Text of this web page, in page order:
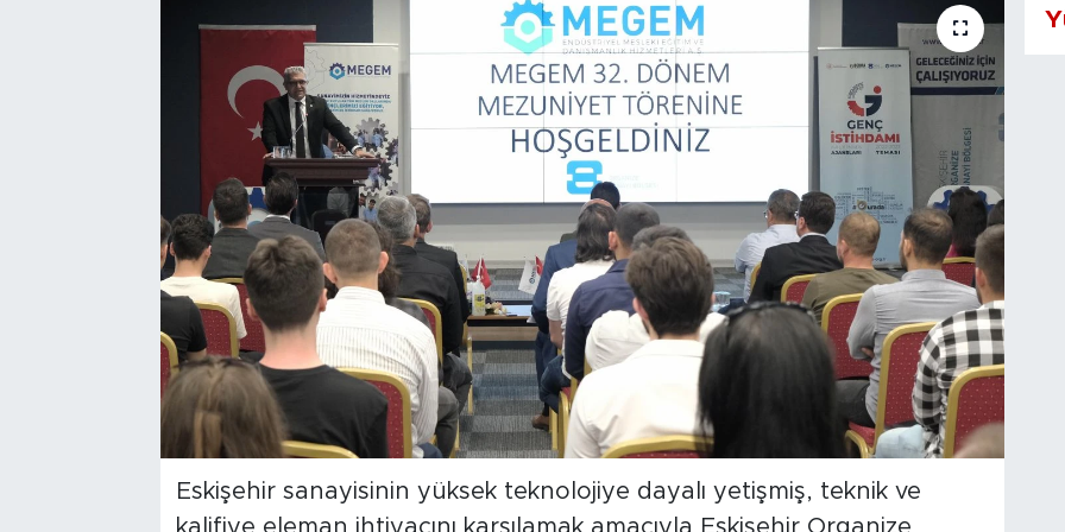
Eskişehir sanayisinin yüksek teknolojiye dayalı yetişmiş, teknik ve